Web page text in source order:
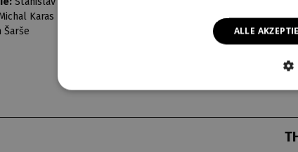
Karas / Eva Štěpánková
Šarše ALLE